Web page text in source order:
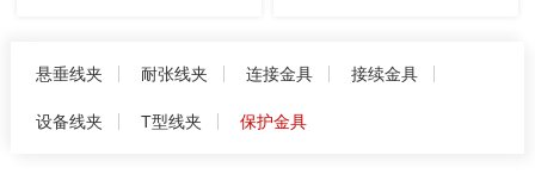
悬垂线夹 耐张线夹 连接金具 接续金具
设备线夹 T型线夹 保护金具